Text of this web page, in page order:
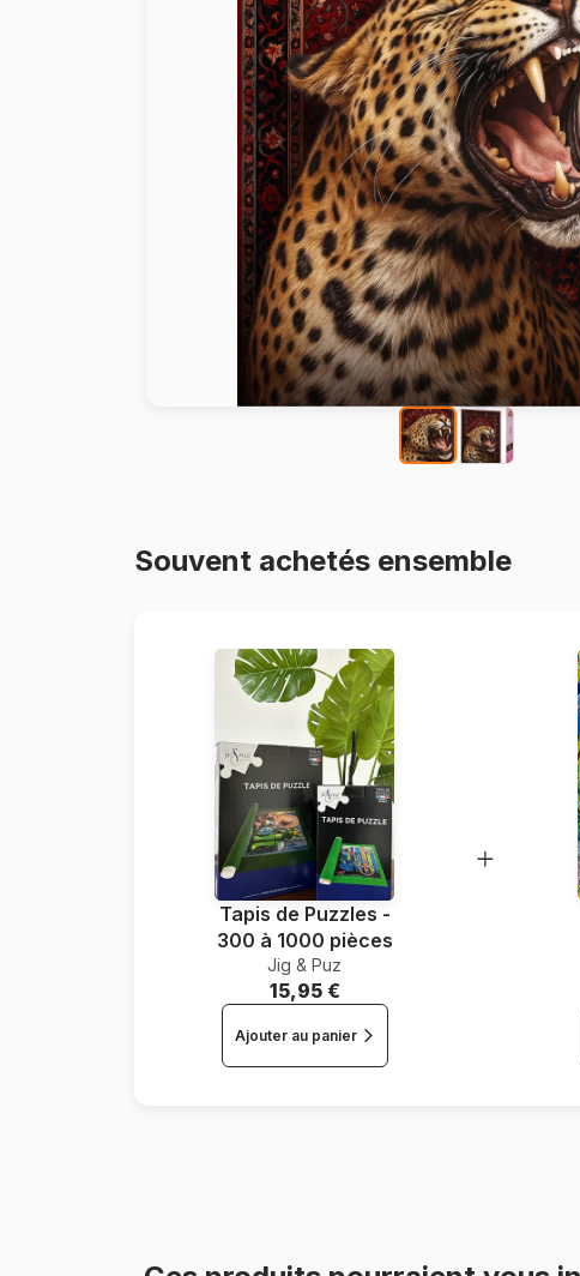
Peinture au numéro
Souvent achetés ensemble
Tapis de Puzzles -
300 à 1000 pièces
Jig & Puz
15,95 €
Ajouter au panier